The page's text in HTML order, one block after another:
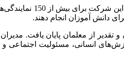
اما جدا از
دانش آموزان انجام دهند.
از معلمان پایان یافت.
انسانی، مسئولیت اجتماعی